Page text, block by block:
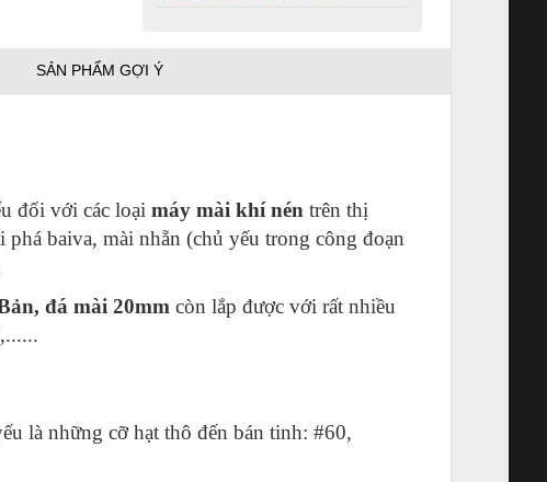
SẢN PHẨM GỢI Ý
đối với các loại máy mài khí nén trên thị
phá baiva, mài nhẵn (chủ yếu trong công đoạn
đá mài 20mm còn lắp được với rất nhiều
là những cỡ hạt thô đến bán tinh: #60,